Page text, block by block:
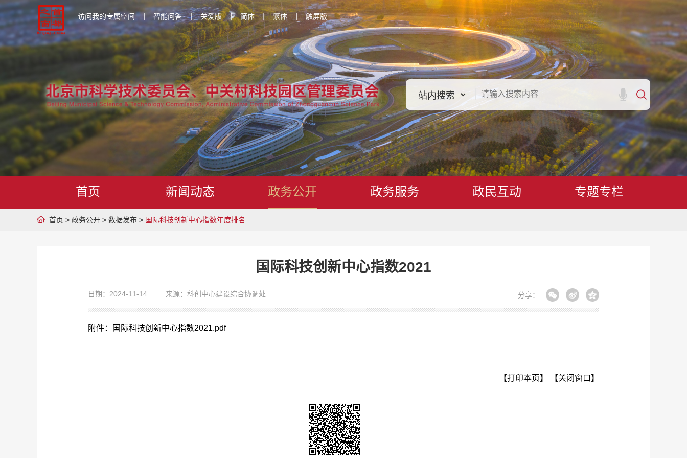
访问我的专属空间 智能问答 | 关爱版 | 简体 | 繁体 触屏版
首页 新闻动态 政务公开 政务服务 政民互动 专题专栏
首页 > 政务公开 > 数据发布 > 国际科技创新中心指数年度排名
国际科技创新中心指数2021
日期：2024-11-14 来源：科创中心建设综合协调处 分享：
附件：国际科技创新中心指数2021.pdf
【打印本页】 【关闭窗口】